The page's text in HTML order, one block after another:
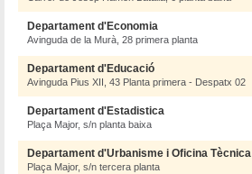
Departament d'Economia
Avinguda de la Murà, 28 primera planta
Departament d'Educació
Avinguda Pius XII, 43 Planta primera - Despatx 02
Departament d'Estadistica
Plaça Major, s/n planta baixa
Departament d'Urbanisme i Oficina Tècnica
Plaça Major, s/n tercera planta